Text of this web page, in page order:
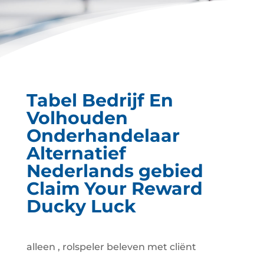
Tabel Bedrijf En
Volhouden
Onderhandelaar
Alternatief
Nederlands gebied
Claim Your Reward
Ducky Luck
alleen , rolspeler beleven met cliënt